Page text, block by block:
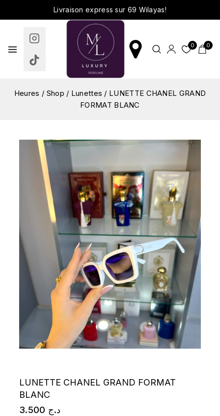
Livraison express sur 69 Wilayas!
0 0
Heures / Shop / Lunettes / LUNETTE CHANEL GRAND
FORMAT BLANC
LUNETTE CHANEL GRAND FORMAT
BLANC
د.ج